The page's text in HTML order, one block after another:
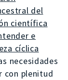
del
científica
e
cíclica
necesidades
con plenitud